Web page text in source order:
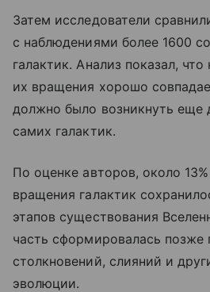
Затем исследователи
с наблюдениями более 1600
галактик. Анализ показал, что
их вращения хорошо
должно было возникнуть еще
самих галактик.
По оценке авторов, около
вращения галактик
этапов существования
часть сформировалась позже
столкновений, слияний и
эволюции.